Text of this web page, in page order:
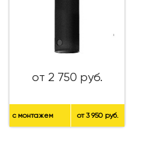
от 2 750 руб.
с монтажем от 3 950 руб.